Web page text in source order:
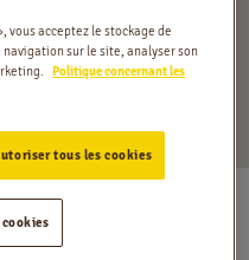
vous acceptez le stockage de
sur le site, analyser son
Politique concernant les
tous les cookies